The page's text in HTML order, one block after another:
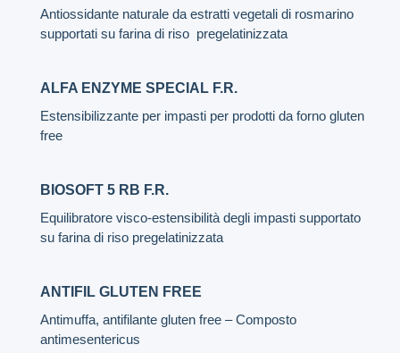
Antiossidante naturale da estratti vegetali di rosmarino
supportati su farina di riso pregelatinizzata
ALFA ENZYME SPECIAL F.R.
Estensibilizzante per impasti per prodotti da forno gluten
free
BIOSOFT 5 RB F.R.
Equilibratore visco-estensibilità degli impasti supportato
su farina di riso pregelatinizzata
ANTIFIL GLUTEN FREE
Antimuffa, antifilante gluten free – Composto
antimesentericus